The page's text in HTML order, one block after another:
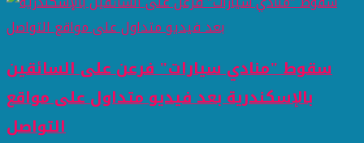
سقوط "منادي سيارات" فرعن على السائقين
بالإسكندرية بعد فيديو متداول على مواقع
التواصل